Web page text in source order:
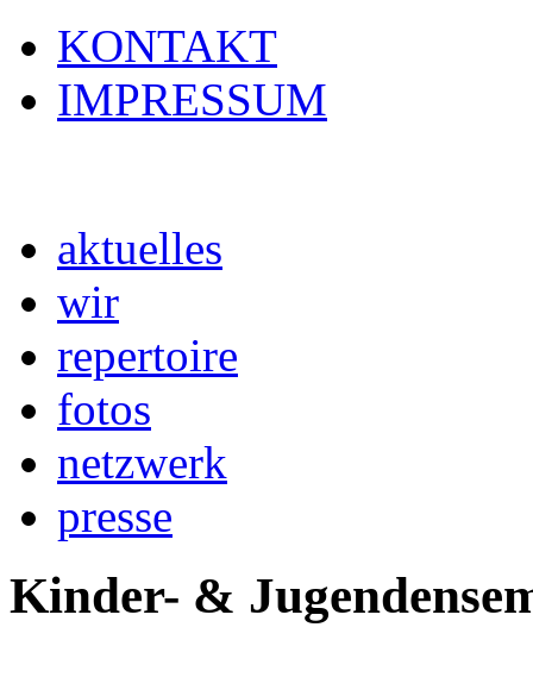
KONTAKT
IMPRESSUM
aktuelles
wir
repertoire
fotos
netzwerk
presse
Kinder- &